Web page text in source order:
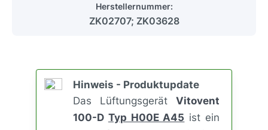
Herstellernummer:
ZK02707; ZK03628
Hinweis - Produktupdate
Das Lüftungsgerät Vitovent
100-D Typ H00E A45 ist ein